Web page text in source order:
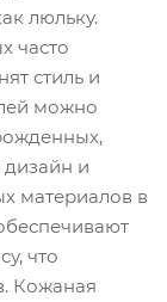
люльку.
часто
стиль и
можно
дизайн и
материалов в
что
Кожаная